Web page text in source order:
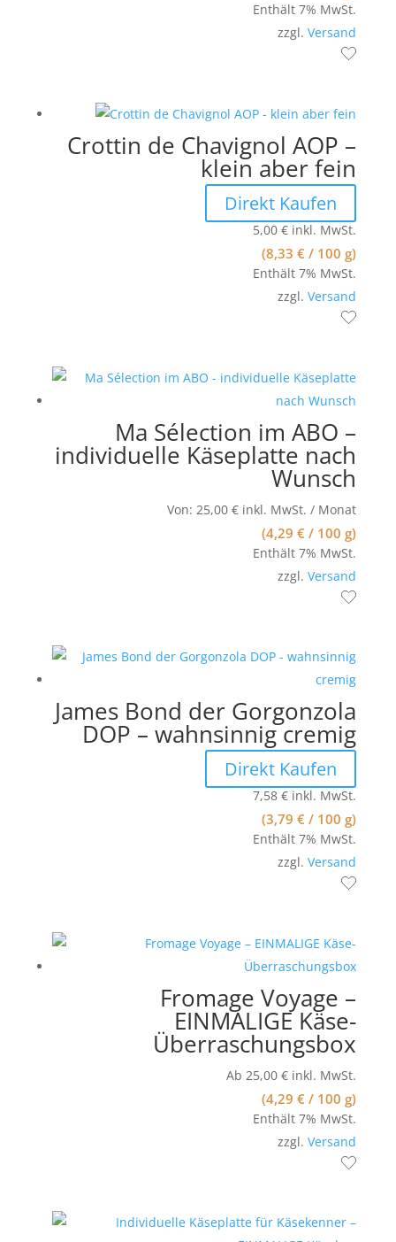
Enthält 7% MwSt.
zzgl.Versand
Crottin de Chavignol AOP –
klein aber fein
Direkt Kaufen
5,00€ inkl. MwSt.
(8,33€ / 100 g)
Enthält 7% MwSt.
zzgl.Versand
Ma Sélection im ABO –
individuelle Käseplatte nach
Wunsch
Von: 25,00€ inkl. MwSt. / Monat
(4,29€ / 100 g)
Enthält 7% MwSt.
zzgl.Versand
James Bond der Gorgonzola
DOP – wahnsinnig cremig
Direkt Kaufen
7,58€ inkl. MwSt.
(3,79€ / 100 g)
Enthält 7% MwSt.
zzgl.Versand
Fromage Voyage –
EINMALIGE Käse-
Überraschungsbox
Ab 25,00€ inkl. MwSt.
(4,29€ / 100 g)
Enthält 7% MwSt.
zzgl.Versand